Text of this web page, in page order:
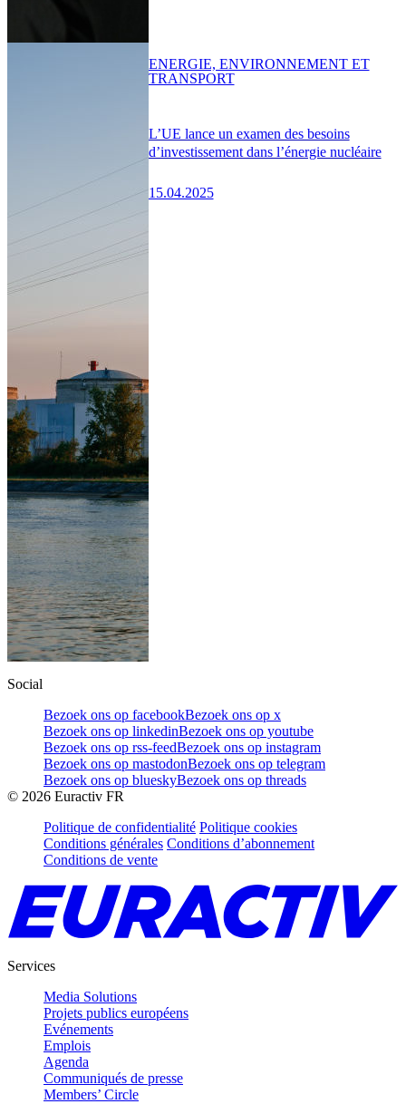
L’UE lance un examen des besoins
d’investissement dans l’énergie nucléaire
15.04.2025
ENERGIE, ENVIRONNEMENT ET
TRANSPORT
Social
Bezoek ons op facebookBezoek ons op x
Bezoek ons op linkedinBezoek ons op youtube
Bezoek ons op rss-feedBezoek ons op instagram
Bezoek ons op mastodonBezoek ons op telegram
Bezoek ons op blueskyBezoek ons op threads
© 2026 Euractiv FR
Politique de confidentialité Politique cookies
Conditions générales Conditions d’abonnement
Conditions de vente
Services
Media Solutions
Projets publics européens
Evénements
Emplois
Agenda
Communiqués de presse
Members’ Circle